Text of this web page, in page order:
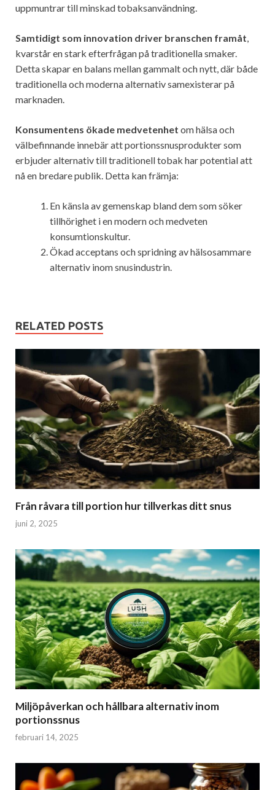
uppmuntrar till minskad tobaksanvändning.
Samtidigt som innovation driver branschen framåt,
kvarstår en stark efterfrågan på traditionella smaker.
Detta skapar en balans mellan gammalt och nytt, där både
traditionella och moderna alternativ samexisterar på
marknaden.
Konsumentens ökade medvetenhet om hälsa och
välbefinnande innebär att portionssnusprodukter som
erbjuder alternativ till traditionell tobak har potential att
nå en bredare publik. Detta kan främja:
En känsla av gemenskap bland dem som söker
tillhörighet i en modern och medveten
konsumtionskultur.
Ökad acceptans och spridning av hälsosammare
alternativ inom snusindustrin.
RELATED POSTS
Från råvara till portion hur tillverkas ditt snus
juni 2, 2025
Miljöpåverkan och hållbara alternativ inom
portionssnus
februari 14, 2025